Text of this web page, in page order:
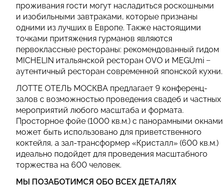
проживания гости могут насладиться роскошными
и изобильными завтраками, которые признаны
одними из лучших в Европе. Также настоящими
точками притяжения гурманов являются
первоклассные рестораны: рекомендованный гидом
MICHELIN итальянской ресторан OVO и MEGUmi −
аутентичный ресторан современной японской кухни.
ЛОТТЕ ОТЕЛЬ МОСКВА предлагает 9 конференц-
залов с возможностью проведения свадеб и частных
мероприятий любого масштаба и формата.
Просторное фойе (1000 кв.м.) с панорамными окнами
может быть использовано для приветственного
коктейля, а зал-трансформер «Кристалл» (600 кв.м.)
идеально подойдет для проведения масштабного
торжества на 600 человек.
МЫ ПОЗАБОТИМСЯ ОБО ВСЕХ ДЕТАЛЯХ